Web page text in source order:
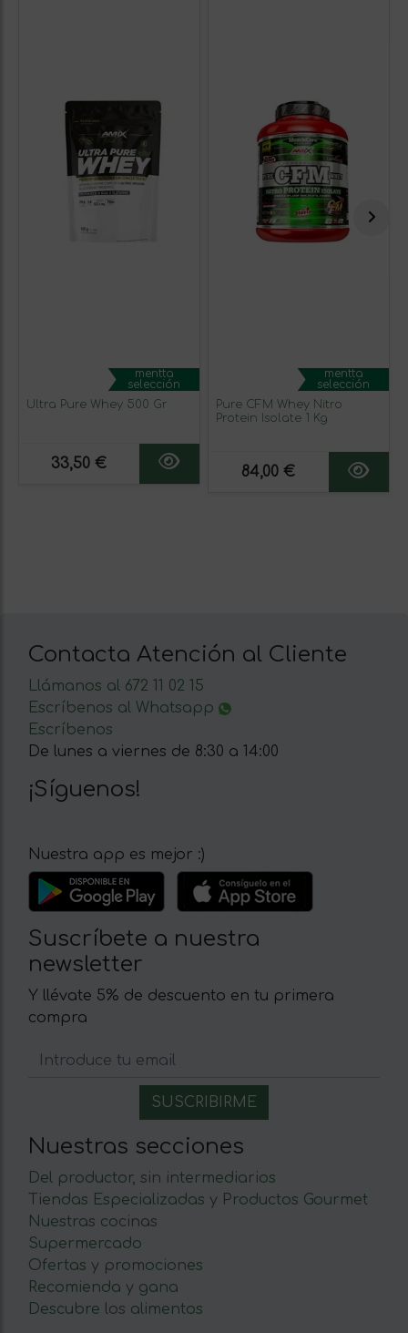
mentta
selección
Ultra Pure Whey 500 Gr
33,50 €
mentta
selección
Pure CFM Whey Nitro
Protein Isolate 1 Kg
84,00 €
Contacta Atención al Cliente
Llámanos al 672 11 02 15
Escríbenos al Whatsapp
Escríbenos
De lunes a viernes de 8:30 a 14:00
¡Síguenos!
Nuestra app es mejor :)
Suscríbete a nuestra
newsletter
Y llévate 5% de descuento en tu primera
compra
Nuestras secciones
Del productor, sin intermediarios
Tiendas Especializadas y Productos Gourmet
Nuestras cocinas
Supermercado
Ofertas y promociones
Recomienda y gana
Descubre los alimentos